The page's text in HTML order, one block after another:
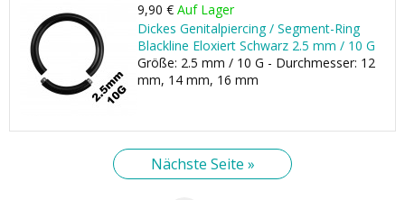
9,90 € Auf Lager
Dickes Genitalpiercing / Segment-Ring
Blackline Eloxiert Schwarz 2.5 mm / 10 G
Größe: 2.5 mm / 10 G - Durchmesser: 12
mm, 14 mm, 16 mm
Nächste Seite »